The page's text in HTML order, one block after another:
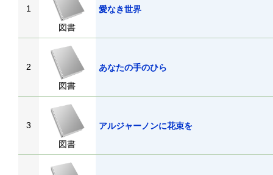
1
図書
愛なき世界
2
図書
あなたの手のひら
3
図書
アルジャーノンに花束を